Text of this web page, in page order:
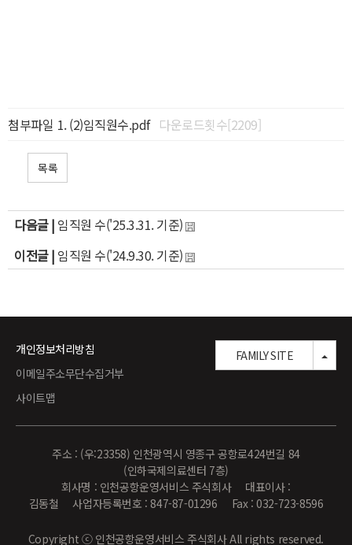
첨부파일 (2)임직원수.pdf 다운로드횟수[2209]
목록
다음글 | 임직원 수('25.3.31. 기준)
이전글 | 임직원 수('24.9.30. 기준)
개인정보처리방침
이메일주소무단수집거부
사이트맵
주소 : (우:23358) 인천광역시 영종구 공항로424번길 84
(인하국제의료센터 7층)
회사명 : 인천공항운영서비스 주식회사 대표이사 :
김동철 사업자등록번호 : 847-87-01296 Fax : 032-723-8596
Copyright ⓒ 인천공항운영서비스 주식회사 All rights reserved.
FAMILY SITE